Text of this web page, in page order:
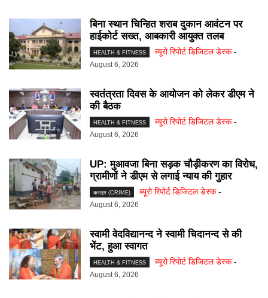
बिना स्थान चिन्हित शराब दुकान आवंटन पर
हाईकोर्ट सख्त, आबकारी आयुक्त तलब
HEALTH & FITNESS ब्यूरो रिपोर्ट डिजिटल डेस्क -
August 6, 2026
स्वतंत्रता दिवस के आयोजन को लेकर डीएम ने
की बैठक
HEALTH & FITNESS ब्यूरो रिपोर्ट डिजिटल डेस्क -
August 6, 2026
UP: मुआवजा बिना सड़क चौड़ीकरण का विरोध,
ग्रामीणों ने डीएम से लगाई न्याय की गुहार
क्राइम (CRIME) ब्यूरो रिपोर्ट डिजिटल डेस्क -
August 6, 2026
स्वामी वेदविद्यानन्द ने स्वामी चिदानन्द से की
भेंट, हुआ स्वागत
HEALTH & FITNESS ब्यूरो रिपोर्ट डिजिटल डेस्क -
August 6, 2026